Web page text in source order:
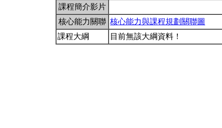
課程簡介影片
核心能力關聯 核心能力與課程規劃關聯圖
課程大綱
目前無該大綱資料！